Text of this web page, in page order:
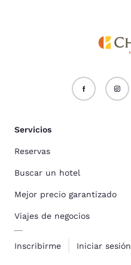
Servicios
Reservas
Buscar un hotel
Mejor precio garantizado
Viajes de negocios
Inscribirme Iniciar sesión